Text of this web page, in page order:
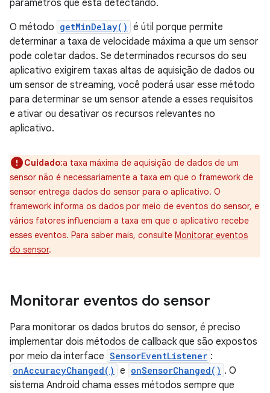
parâmetros que está detectando.
O método getMinDelay() é útil porque permite
determinar a taxa de velocidade máxima a que um sensor
pode coletar dados. Se determinados recursos do seu
aplicativo exigirem taxas altas de aquisição de dados ou
um sensor de streaming, você poderá usar esse método
para determinar se um sensor atende a esses requisitos
e ativar ou desativar os recursos relevantes no
aplicativo.
Cuidado:a taxa máxima de aquisição de dados de um
sensor não é necessariamente a taxa em que o framework de
sensor entrega dados do sensor para o aplicativo. O
framework informa os dados por meio de eventos do sensor, e
vários fatores influenciam a taxa em que o aplicativo recebe
esses eventos. Para saber mais, consulte Monitorar eventos
do sensor.
Monitorar eventos do sensor
Para monitorar os dados brutos do sensor, é preciso
implementar dois métodos de callback que são expostos
por meio da interface SensorEventListener :
onAccuracyChanged() e onSensorChanged() . O
sistema Android chama esses métodos sempre que